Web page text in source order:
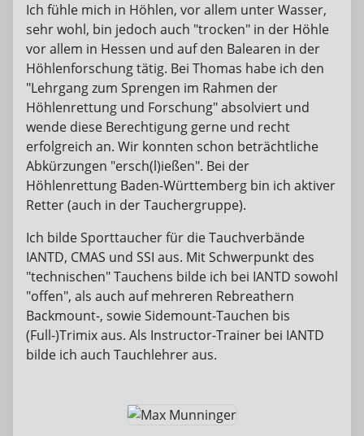
Ich fühle mich in Höhlen, vor allem unter Wasser,
sehr wohl, bin jedoch auch "trocken" in der Höhle
vor allem in Hessen und auf den Balearen in der
Höhlenforschung tätig. Bei Thomas habe ich den
"Lehrgang zum Sprengen im Rahmen der
Höhlenrettung und Forschung" absolviert und
wende diese Berechtigung gerne und recht
erfolgreich an. Wir konnten schon beträchtliche
Abkürzungen "ersch(l)ießen". Bei der
Höhlenrettung Baden-Württemberg bin ich aktiver
Retter (auch in der Tauchergruppe).
Ich bilde Sporttaucher für die Tauchverbände
IANTD, CMAS und SSI aus. Mit Schwerpunkt des
"technischen" Tauchens bilde ich bei IANTD sowohl
"offen", als auch auf mehreren Rebreathern
Backmount-, sowie Sidemount-Tauchen bis
(Full-)Trimix aus. Als Instructor-Trainer bei IANTD
bilde ich auch Tauchlehrer aus.